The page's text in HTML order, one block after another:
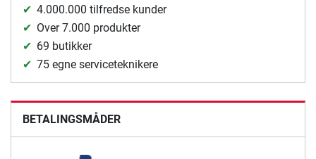
4.000.000 tilfredse kunder
Over 7.000 produkter
69 butikker
75 egne serviceteknikere
BETALINGSMÅDER